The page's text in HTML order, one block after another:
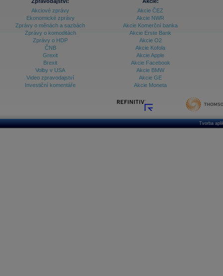
Akciové zprávy
Ekonomické zprávy
Zprávy o měnách a sazbách
Zprávy o komoditách
Zprávy o HDP
ČNB
Grexit
Brexit
Volby v USA
Video zpravodajství
Investiční komentáře
Akcie ČEZ
Akcie NWR
Akcie Komerční banka
Akcie Erste Bank
Akcie O2
Akcie Kofola
Akcie Apple
Akcie Facebook
Akcie BMW
Akcie GE
Akcie Moneta
Tvorba